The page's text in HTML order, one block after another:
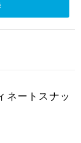
ネートスナッ